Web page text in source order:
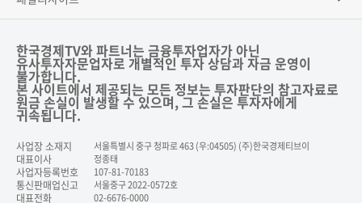
한국경제TV와 파트너는 금융투자업자가 아닌
유사투자자문업자로 개별적인 투자 상담과 자금 운영이
불가합니다.
본 사이트에서 제공되는 모든 정보는 투자판단의 참고자료로
원금 손실이 발생할 수 있으며, 그 손실은 투자자에게
귀속됩니다.
사업장 소재지 서울특별시 중구 청파로 463 (우:04505) (주)한국경제티브이
대표이사 정종태
사업자등록번호 107-81-70183
통신판매업신고 서울중구 2022-0572호
대표전화 02-6676-0000